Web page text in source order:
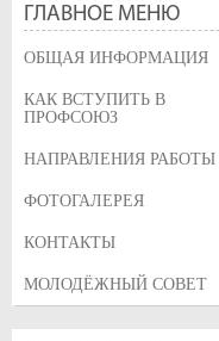
УЛАН-УДЭ.
Изначально, улица
Большая
была переименована в
ГЛАВНОЕ МЕНЮ
ОБЩАЯ ИНФОРМАЦИЯ
КАК ВСТУПИТЬ В
ПРОФСОЮЗ
НАПРАВЛЕНИЯ РАБОТЫ
ФОТОГАЛЕРЕЯ
КОНТАКТЫ
МОЛОДЁЖНЫЙ СОВЕТ